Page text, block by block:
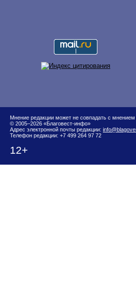
Мнение редакции может не совпадать с
© 2005–2026 «Благовест-инфо»
Адрес электронной почты редакции:
Телефон редакции: +7 499 264 97 72
12+